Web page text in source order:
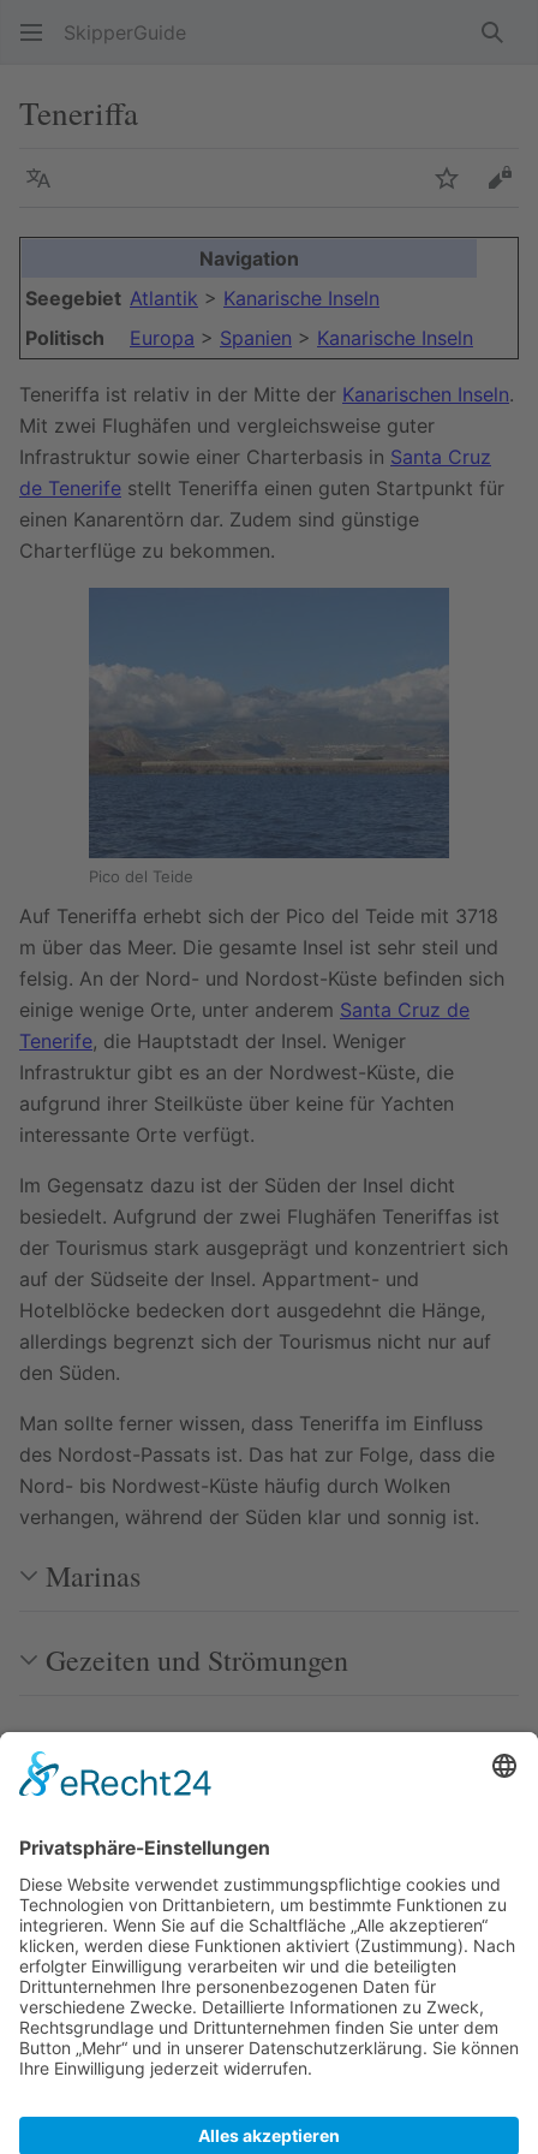
SkipperGuide
Teneriffa
Sprache
Navigation
Seegebiet Atlantik > Kanarische Inseln
Politisch
Europa > Spanien > Kanarische Inseln
Teneriffa ist relativ in der Mitte der Kanarischen Inseln.
Mit zwei Flughäfen und vergleichsweise guter
Infrastruktur sowie einer Charterbasis in Santa Cruz
de Tenerife stellt Teneriffa einen guten Startpunkt für
einen Kanarentörn dar. Zudem sind günstige
Charterflüge zu bekommen.
Pico del Teide
Auf Teneriffa erhebt sich der Pico del Teide mit 3718
m über das Meer. Die gesamte Insel ist sehr steil und
felsig. An der Nord- und Nordost-Küste befinden sich
einige wenige Orte, unter anderem Santa Cruz de
Tenerife, die Hauptstadt der Insel. Weniger
Infrastruktur gibt es an der Nordwest-Küste, die
aufgrund ihrer Steilküste über keine für Yachten
interessante Orte verfügt.
Im Gegensatz dazu ist der Süden der Insel dicht
besiedelt. Aufgrund der zwei Flughäfen Teneriffas ist
der Tourismus stark ausgeprägt und konzentriert sich
auf der Südseite der Insel. Appartment- und
Hotelblöcke bedecken dort ausgedehnt die Hänge,
allerdings begrenzt sich der Tourismus nicht nur auf
den Süden.
Man sollte ferner wissen, dass Teneriffa im Einfluss
des Nordost-Passats ist. Das hat zur Folge, dass die
Nord- bis Nordwest-Küste häufig durch Wolken
verhangen, während der Süden klar und sonnig ist.
Marinas
Gezeiten und Strömungen
Tipps und Wissenswertes
Literatur
Zuletzt bearbeitet vor 14 JahrenvonPeter
Knet,Peter,Roske,